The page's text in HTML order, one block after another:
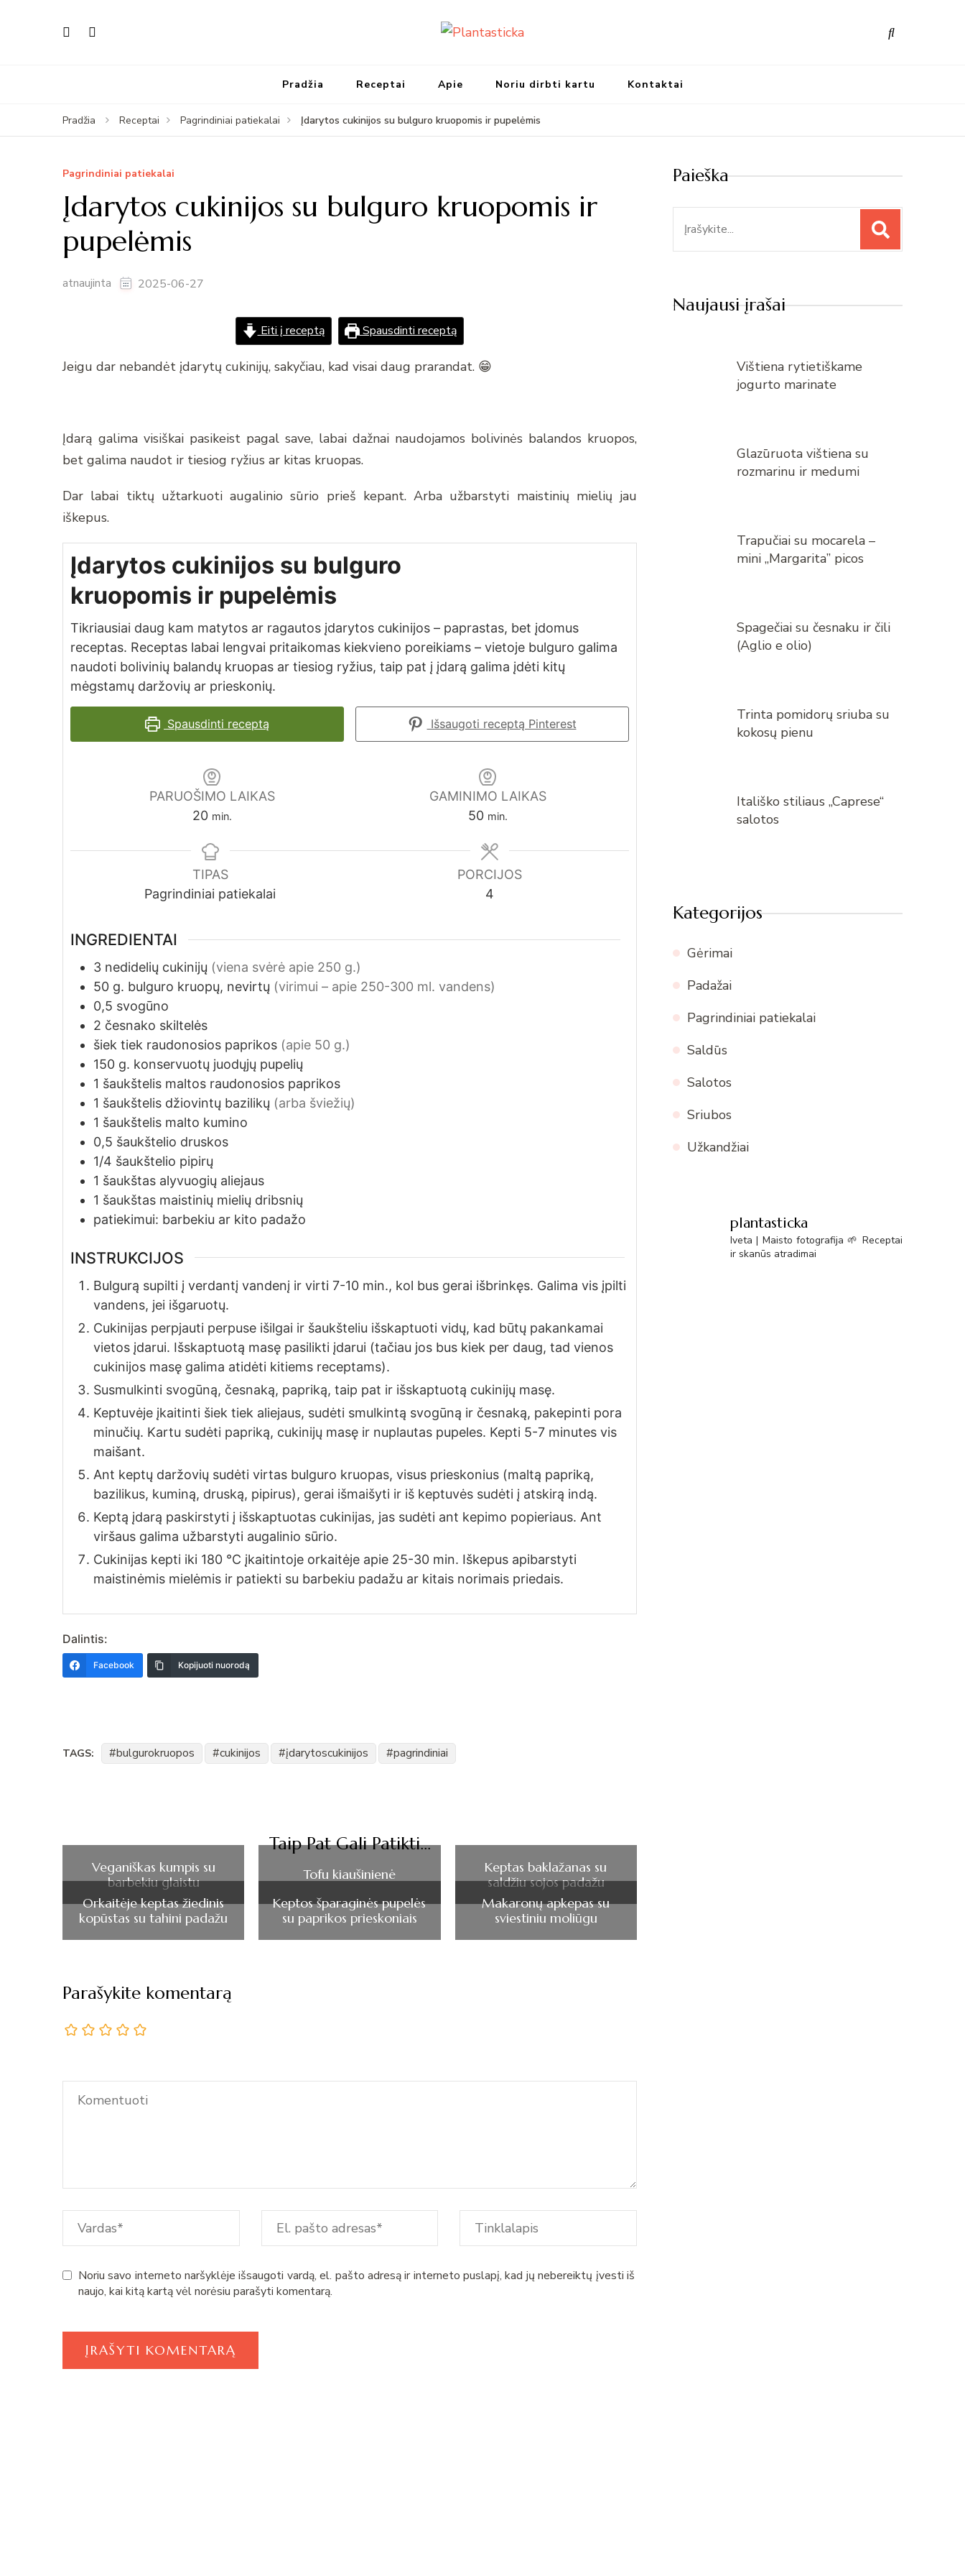
Pradžia Receptai Apie Noriu dirbti kartu Kontaktai
Pradžia Receptai Pagrindiniai patiekalai Įdarytos cukinijos su bulguro kruopomis ir pupelėmis
Pagrindiniai patiekalai
Įdarytos cukinijos su bulguro kruopomis ir
pupelėmis
atnaujinta 2025-06-27
Eiti į receptą Spausdinti receptą
Jeigu dar nebandėt įdarytų cukinijų, sakyčiau, kad visai daug prarandat. 😁
Įdarą galima visiškai pasikeist pagal save, labai dažnai naudojamos bolivinės balandos kruopos,
bet galima naudot ir tiesiog ryžius ar kitas kruopas.
Dar labai tiktų užtarkuoti augalinio sūrio prieš kepant. Arba užbarstyti maistinių mielių jau
iškepus.
Įdarytos cukinijos su bulguro
kruopomis ir pupelėmis
Tikriausiai daug kam matytos ar ragautos įdarytos cukinijos – paprastas, bet įdomus
receptas. Receptas labai lengvai pritaikomas kiekvieno poreikiams – vietoje bulguro galima
naudoti bolivinių balandų kruopas ar tiesiog ryžius, taip pat į įdarą galima įdėti kitų
mėgstamų daržovių ar prieskonių.
Spausdinti receptą Išsaugoti receptą Pinterest
PARUOŠIMO LAIKAS
20minutes
min.
GAMINIMO LAIKAS
50minutes
min.
TIPAS
Pagrindiniai patiekalai
PORCIJOS
4
INGREDIENTAI
3 nedidelių cukinijų (viena svėrė apie 250 g.)
50 g. bulguro kruopų, nevirtų (virimui – apie 250-300 ml. vandens)
0,5 svogūno
2 česnako skiltelės
šiek tiek raudonosios paprikos (apie 50 g.)
150 g. konservuotų juodųjų pupelių
1 šaukštelis maltos raudonosios paprikos
1 šaukštelis džiovintų bazilikų (arba šviežių)
1 šaukštelis malto kumino
0,5 šaukštelio druskos
1/4 šaukštelio pipirų
1 šaukštas alyvuogių aliejaus
1 šaukštas maistinių mielių dribsnių
patiekimui: barbekiu ar kito padažo
INSTRUKCIJOS
Bulgurą supilti į verdantį vandenį ir virti 7-10 min., kol bus gerai išbrinkęs. Galima vis įpilti
vandens, jei išgaruotų.
Cukinijas perpjauti perpuse išilgai ir šaukšteliu išskaptuoti vidų, kad būtų pakankamai
vietos įdarui. Išskaptuotą masę pasilikti įdarui (tačiau jos bus kiek per daug, tad vienos
cukinijos masę galima atidėti kitiems receptams).
Susmulkinti svogūną, česnaką, papriką, taip pat ir išskaptuotą cukinijų masę.
Keptuvėje įkaitinti šiek tiek aliejaus, sudėti smulkintą svogūną ir česnaką, pakepinti pora
minučių. Kartu sudėti papriką, cukinijų masę ir nuplautas pupeles. Kepti 5-7 minutes vis
maišant.
Ant keptų daržovių sudėti virtas bulguro kruopas, visus prieskonius (maltą papriką,
bazilikus, kuminą, druską, pipirus), gerai išmaišyti ir iš keptuvės sudėti į atskirą indą.
Keptą įdarą paskirstyti į išskaptuotas cukinijas, jas sudėti ant kepimo popieriaus. Ant
viršaus galima užbarstyti augalinio sūrio.
Cukinijas kepti iki 180 °C įkaitintoje orkaitėje apie 25-30 min. Iškepus apibarstyti
maistinėmis mielėmis ir patiekti su barbekiu padažu ar kitais norimais priedais.
Dalintis:
Facebook Kopijuoti nuorodą
TAGS: bulgurokruopos cukinijos įdarytoscukinijos pagrindiniai
Taip Pat Gali Patikti...
Veganiškas kumpis su
barbekiu glaistu
Tofu kiaušinienė
Keptas baklažanas su
saldžiu sojos padažu
Orkaitėje keptas žiedinis
kopūstas su tahini padažu
Keptos šparaginės pupelės
su paprikos prieskoniais
Makaronų apkepas su
sviestiniu moliūgu
Parašykite komentarą
Noriu savo interneto naršyklėje išsaugoti vardą, el. pašto adresą ir interneto puslapį, kad jų nebereiktų įvesti iš
naujo, kai kitą kartą vėl norėsiu parašyti komentarą.
Paieška
Naujausi įrašai
Vištiena rytietiškame
jogurto marinate
Glazūruota vištiena su
rozmarinu ir medumi
Trapučiai su mocarela –
mini „Margarita” picos
Spagečiai su česnaku ir čili
(Aglio e olio)
Trinta pomidorų sriuba su
kokosų pienu
Itališko stiliaus „Caprese“
salotos
Kategorijos
Gėrimai
Padažai
Pagrindiniai patiekalai
Saldūs
Salotos
Sriubos
Užkandžiai
plantasticka
Iveta | Maisto fotografija 🌱 Receptai
ir skanūs atradimai